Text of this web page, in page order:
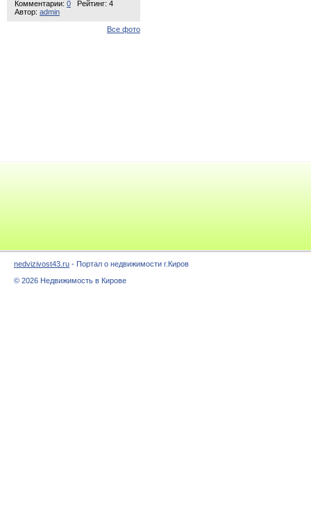
Комментарии: 0
Рейтинг: 4
Автор: admin
Все фото
nedvizivost43.ru - Портал о недвижимости г.Киров
© 2026 Недвижимость в Кирове